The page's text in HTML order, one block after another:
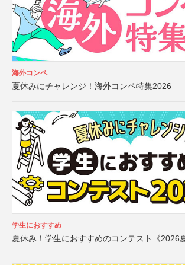
海外コンペ
夏休みにチャレンジ！海外コンペ特集2026
学生におすすめ
夏休み！学生におすすめのコンテスト《2026